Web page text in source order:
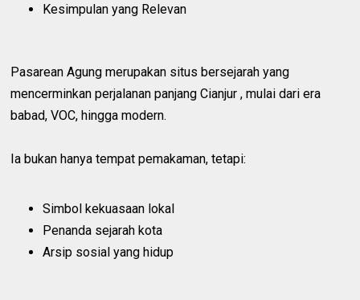
Kesimpulan yang Relevan
Pasarean Agung merupakan situs bersejarah yang
mencerminkan perjalanan panjang Cianjur , mulai dari era
babad, VOC, hingga modern.
Ia bukan hanya tempat pemakaman, tetapi:
Simbol kekuasaan lokal
Penanda sejarah kota
Arsip sosial yang hidup